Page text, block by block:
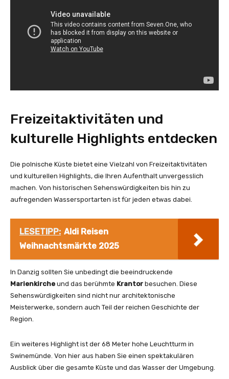
Freizeitaktivitäten und
kulturelle Highlights entdecken
Die polnische Küste bietet eine Vielzahl von Freizeitaktivitäten
und kulturellen Highlights, die Ihren Aufenthalt unvergesslich
machen. Von historischen Sehenswürdigkeiten bis hin zu
aufregenden Wassersportarten ist für jeden etwas dabei.
LESETIPP: Aldi Reisen
Weihnachtsmärkte 2025
In Danzig sollten Sie unbedingt die beeindruckende
Marienkirche und das berühmte Krantor besuchen. Diese
Sehenswürdigkeiten sind nicht nur architektonische
Meisterwerke, sondern auch Teil der reichen Geschichte der
Region.
Ein weiteres Highlight ist der 68 Meter hohe Leuchtturm in
Swinemünde. Von hier aus haben Sie einen spektakulären
Ausblick über die gesamte Küste und das Wasser der Umgebung.